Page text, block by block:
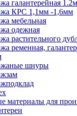
галантерейная
КРС 1,1мм -1,6мм
мебельная
одежная
растительного
ременная,
шнуры
материалы для